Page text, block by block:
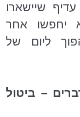
שיישארו
יחפשו אחר
ליום של
– ביטול